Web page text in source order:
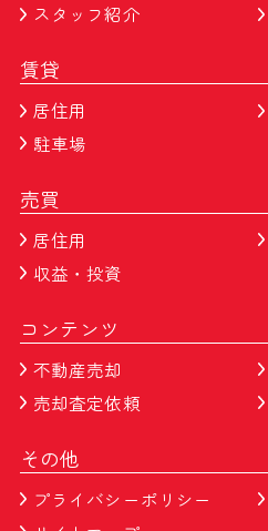
スタッフ紹介
賃貸
居住用
駐車場
売買
居住用
収益・投資
コンテンツ
不動産売却
売却査定依頼
その他
プライバシーポリシー